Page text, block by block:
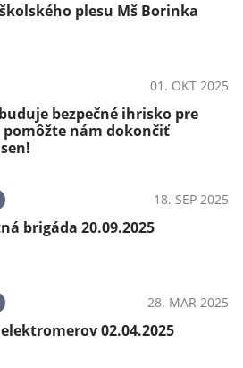
plesu Mš Borinka
01. OKT 2025
bezpečné ihrisko pre
pomôžte nám dokončiť
18. SEP 2025
brigáda 20.09.2025
28. MAR 2025
02.04.2025